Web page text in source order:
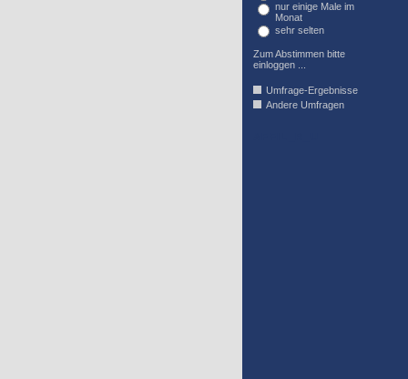
nur einige Male im
Monat
sehr selten
Zum Abstimmen bitte
einloggen ...
Umfrage-Ergebnisse
Andere Umfragen